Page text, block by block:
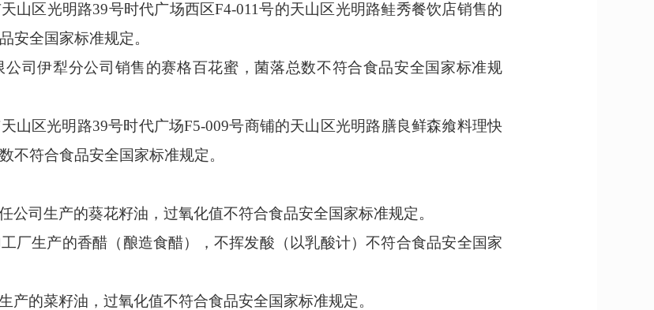
山区光明路39号时代广场西区F4-011号的天山区光明路鲑秀餐饮店销售的
安全国家标准规定。
司伊犁分公司销售的赛格百花蜜，菌落总数不符合食品安全国家标准规
山区光明路39号时代广场F5-009号商铺的天山区光明路膳良鲜森飨料理快
不符合食品安全国家标准规定。
公司生产的葵花籽油，过氧化值不符合食品安全国家标准规定。
厂生产的香醋（酿造食醋），不挥发酸（以乳酸计）不符合食品安全国家
产的菜籽油，过氧化值不符合食品安全国家标准规定。